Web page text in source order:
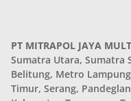
PT MITRAPOL JAYA
Sumatra Utara, Sumatra
Belitung, Metro
Timur, Serang,